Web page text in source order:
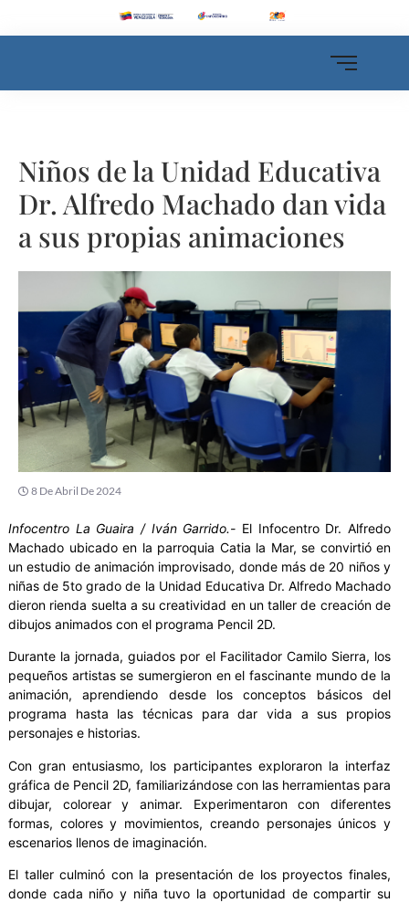
Niños de la Unidad Educativa
Dr. Alfredo Machado dan vida
a sus propias animaciones
8 De Abril De 2024
Infocentro La Guaira / Iván Garrido.- El Infocentro Dr. Alfredo
Machado ubicado en la parroquia Catia la Mar, se convirtió en
un estudio de animación improvisado, donde más de 20 niños y
niñas de 5to grado de la Unidad Educativa Dr. Alfredo Machado
dieron rienda suelta a su creatividad en un taller de creación de
dibujos animados con el programa Pencil 2D.
Durante la jornada, guiados por el Facilitador Camilo Sierra, los
pequeños artistas se sumergieron en el fascinante mundo de la
animación, aprendiendo desde los conceptos básicos del
programa hasta las técnicas para dar vida a sus propios
personajes e historias.
Con gran entusiasmo, los participantes exploraron la interfaz
gráfica de Pencil 2D, familiarizándose con las herramientas para
dibujar, colorear y animar. Experimentaron con diferentes
formas, colores y movimientos, creando personajes únicos y
escenarios llenos de imaginación.
El taller culminó con la presentación de los proyectos finales,
donde cada niño y niña tuvo la oportunidad de compartir su